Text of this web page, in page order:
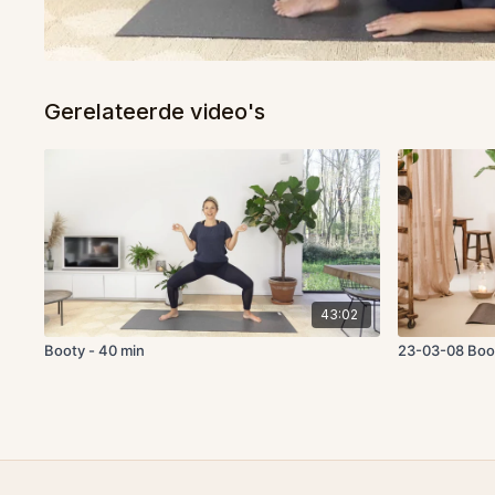
Gerelateerde video's
43:02
Booty - 40 min 23-03-08